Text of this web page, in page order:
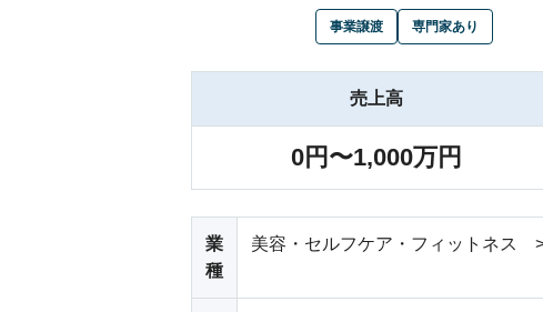
事業譲渡 専門家あり
売上高
0円〜1,000万円
業
種
美容・セルフケア・フィットネス